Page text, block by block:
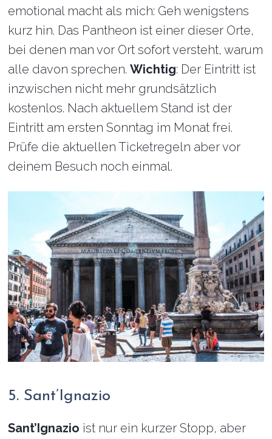
emotional macht als mich: Geh wenigstens
kurz hin. Das Pantheon ist einer dieser Orte,
bei denen man vor Ort sofort versteht, warum
alle davon sprechen.Wichtig: Der Eintritt ist
inzwischen nicht mehr grundsätzlich
kostenlos. Nach aktuellem Stand ist der
Eintritt am ersten Sonntag im Monat frei.
Prüfe die aktuellen Ticketregeln aber vor
deinem Besuch noch einmal.
5. Sant’Ignazio
Sant’Ignazio ist nur ein kurzer Stopp, aber